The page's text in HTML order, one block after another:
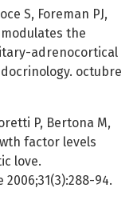
S, Foreman PJ,
the
adrenocortical
octubre
P, Bertona M,
factor levels
love.
94.